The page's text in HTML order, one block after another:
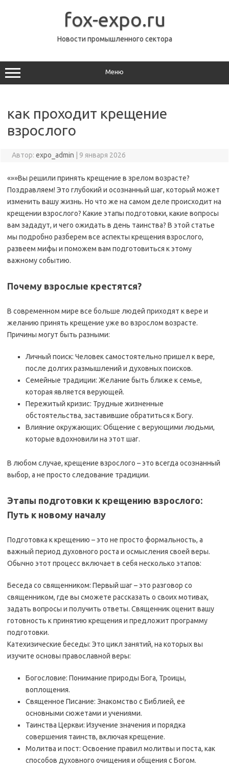
fox-expo.ru
Новости промышленного сектора
Меню
как проходит крещение
взрослого
Автор: expo_admin 9 января 2026
«»»Вы решили принять крещение в зрелом возрасте?
Поздравляем! Это глубокий и осознанный шаг, который может
изменить вашу жизнь. Но что же на самом деле происходит на
крещении взрослого? Какие этапы подготовки, какие вопросы
вам зададут, и чего ожидать в день таинства? В этой статье
мы подробно разберем все аспекты крещения взрослого,
развеем мифы и поможем вам подготовиться к этому
важному событию.
Почему взрослые крестятся?
В современном мире все больше людей приходят к вере и
желанию принять крещение уже во взрослом возрасте.
Причины могут быть разными:
Личный поиск: Человек самостоятельно пришел к вере,
после долгих размышлений и духовных поисков.
Семейные традиции: Желание быть ближе к семье,
которая является верующей.
Пережитый кризис: Трудные жизненные
обстоятельства, заставившие обратиться к Богу.
Влияние окружающих: Общение с верующими людьми,
которые вдохновили на этот шаг.
В любом случае, крещение взрослого – это всегда осознанный
выбор, а не просто следование традиции.
Этапы подготовки к крещению взрослого:
Путь к новому началу
Подготовка к крещению – это не просто формальность, а
важный период духовного роста и осмысления своей веры.
Обычно этот процесс включает в себя несколько этапов:
Беседа со священником: Первый шаг – это разговор со
священником, где вы сможете рассказать о своих мотивах,
задать вопросы и получить ответы. Священник оценит вашу
готовность к принятию крещения и предложит программу
подготовки.
Катехизические беседы: Это цикл занятий, на которых вы
изучите основы православной веры:
Богословие: Понимание природы Бога, Троицы,
воплощения.
Священное Писание: Знакомство с Библией, ее
основными сюжетами и учениями.
Таинства Церкви: Изучение значения и порядка
совершения таинств, включая крещение.
Молитва и пост: Освоение правил молитвы и поста, как
способов духовного очищения и общения с Богом.